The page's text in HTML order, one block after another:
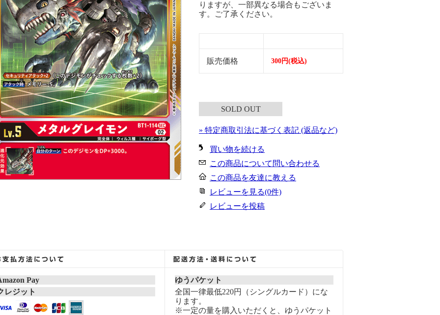
りますが、一部異なる場合もございま
す。ご了承ください。
販売価格 300円(税込)
SOLD OUT
» 特定商取引法に基づく表記 (返品など)
買い物を続ける
この商品について問い合わせる
この商品を友達に教える
レビューを見る(0件)
レビューを投稿
Pay
レジット
ゆうパケット
全国一律最低220円（シングルカード）にな
ります。
※一定の量を購入いただくと、ゆうパケット